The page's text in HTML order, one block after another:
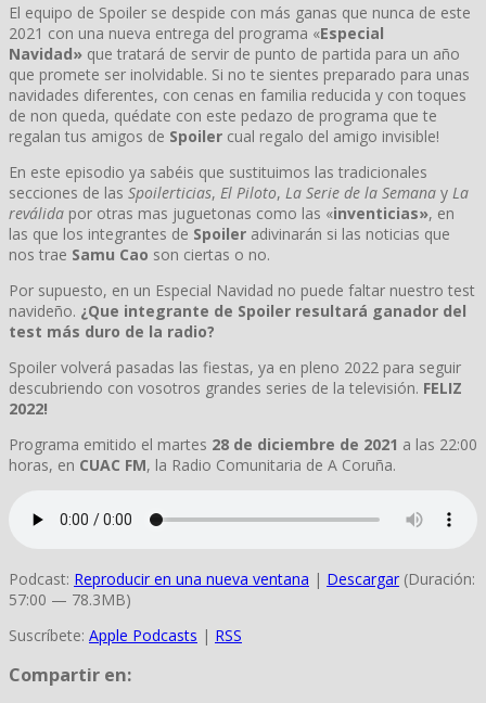
El equipo de Spoiler se despide con más ganas que nunca de este
2021 con una nueva entrega del programa «Especial
Navidad» que tratará de servir de punto de partida para un año
que promete ser inolvidable. Si no te sientes preparado para unas
navidades diferentes, con cenas en familia reducida y con toques
de non queda, quédate con este pedazo de programa que te
regalan tus amigos de Spoiler cual regalo del amigo invisible!
En este episodio ya sabéis que sustituimos las tradicionales
secciones de las Spoilerticias, El Piloto, La Serie de la Semana y La
reválida por otras mas juguetonas como las «inventicias», en
las que los integrantes de Spoiler adivinarán si las noticias que
nos trae Samu Cao son ciertas o no.
Por supuesto, en un Especial Navidad no puede faltar nuestro test
navideño. ¿Que integrante de Spoiler resultará ganador del
test más duro de la radio?
Spoiler volverá pasadas las fiestas, ya en pleno 2022 para seguir
descubriendo con vosotros grandes series de la televisión. FELIZ
2022!
Programa emitido el martes 28 de diciembre de 2021 a las 22:00
horas, en CUAC FM, la Radio Comunitaria de A Coruña.
Podcast: Reproducir en una nueva ventana | Descargar (Duración:
57:00 — 78.3MB)
Suscríbete: Apple Podcasts | RSS
Compartir en: